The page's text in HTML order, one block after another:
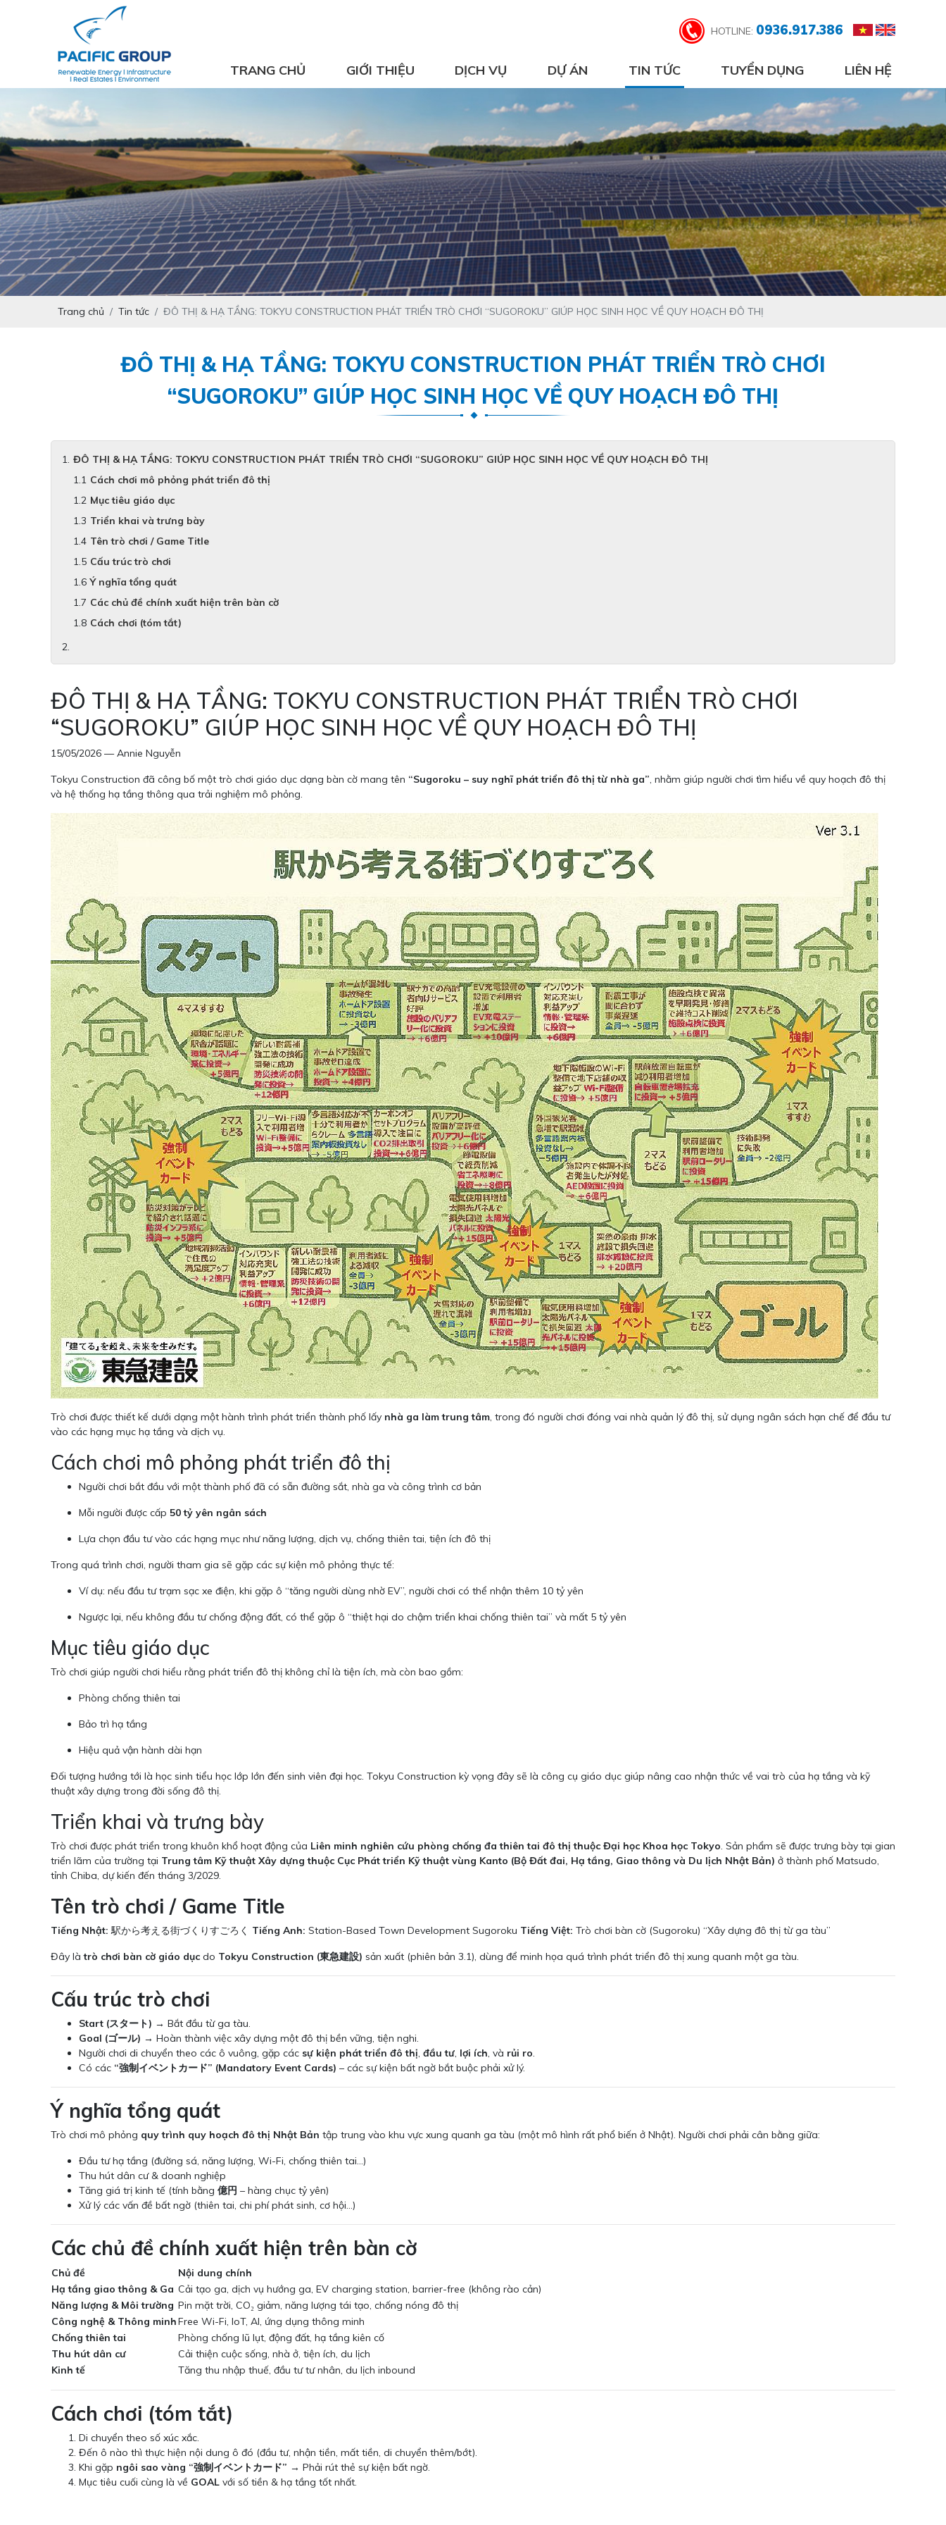
HOTLINE: 0936.917.386
TRANG CHỦ GIỚI THIỆU DỊCH VỤ DỰ ÁN TIN TỨC TUYỂN DỤNG LIÊN HỆ
Trang chủ Tin tức ĐÔ THỊ & HẠ TẦNG: TOKYU CONSTRUCTION PHÁT TRIỂN TRÒ CHƠI “SUGOROKU” GIÚP HỌC SINH HỌC VỀ QUY HOẠCH ĐÔ THỊ
ĐÔ THỊ & HẠ TẦNG: TOKYU CONSTRUCTION PHÁT TRIỂN TRÒ CHƠI
“SUGOROKU” GIÚP HỌC SINH HỌC VỀ QUY HOẠCH ĐÔ THỊ
ĐÔ THỊ & HẠ TẦNG: TOKYU CONSTRUCTION PHÁT TRIỂN TRÒ CHƠI “SUGOROKU” GIÚP HỌC SINH HỌC VỀ QUY HOẠCH ĐÔ THỊ
Cách chơi mô phỏng phát triển đô thị
Mục tiêu giáo dục
Triển khai và trưng bày
Tên trò chơi / Game Title
Cấu trúc trò chơi
Ý nghĩa tổng quát
Các chủ đề chính xuất hiện trên bàn cờ
Cách chơi (tóm tắt)
ĐÔ THỊ & HẠ TẦNG: TOKYU CONSTRUCTION PHÁT TRIỂN TRÒ CHƠI
“SUGOROKU” GIÚP HỌC SINH HỌC VỀ QUY HOẠCH ĐÔ THỊ
15/05/2026 — Annie Nguyễn
Tokyu Construction đã công bố một trò chơi giáo dục dạng bàn cờ mang tên “Sugoroku – suy nghĩ phát triển đô thị từ nhà ga”, nhằm giúp người chơi tìm hiểu về quy hoạch đô thị
và hệ thống hạ tầng thông qua trải nghiệm mô phỏng.
Trò chơi được thiết kế dưới dạng một hành trình phát triển thành phố lấy nhà ga làm trung tâm, trong đó người chơi đóng vai nhà quản lý đô thị, sử dụng ngân sách hạn chế để đầu tư
vào các hạng mục hạ tầng và dịch vụ.
Cách chơi mô phỏng phát triển đô thị
Người chơi bắt đầu với một thành phố đã có sẵn đường sắt, nhà ga và công trình cơ bản
Mỗi người được cấp 50 tỷ yên ngân sách
Lựa chọn đầu tư vào các hạng mục như năng lượng, dịch vụ, chống thiên tai, tiện ích đô thị
Trong quá trình chơi, người tham gia sẽ gặp các sự kiện mô phỏng thực tế:
Ví dụ: nếu đầu tư trạm sạc xe điện, khi gặp ô “tăng người dùng nhờ EV”, người chơi có thể nhận thêm 10 tỷ yên
Ngược lại, nếu không đầu tư chống động đất, có thể gặp ô “thiệt hại do chậm triển khai chống thiên tai” và mất 5 tỷ yên
Mục tiêu giáo dục
Trò chơi giúp người chơi hiểu rằng phát triển đô thị không chỉ là tiện ích, mà còn bao gồm:
Phòng chống thiên tai
Bảo trì hạ tầng
Hiệu quả vận hành dài hạn
Đối tượng hướng tới là học sinh tiểu học lớp lớn đến sinh viên đại học. Tokyu Construction kỳ vọng đây sẽ là công cụ giáo dục giúp nâng cao nhận thức về vai trò của hạ tầng và kỹ
thuật xây dựng trong đời sống đô thị.
Triển khai và trưng bày
Trò chơi được phát triển trong khuôn khổ hoạt động của Liên minh nghiên cứu phòng chống đa thiên tai đô thị thuộc Đại học Khoa học Tokyo. Sản phẩm sẽ được trưng bày tại gian
triển lãm của trường tại Trung tâm Kỹ thuật Xây dựng thuộc Cục Phát triển Kỹ thuật vùng Kanto (Bộ Đất đai, Hạ tầng, Giao thông và Du lịch Nhật Bản) ở thành phố Matsudo,
tỉnh Chiba, dự kiến đến tháng 3/2029.
Tên trò chơi / Game Title
Tiếng Nhật: 駅から考える街づくりすごろく Tiếng Anh: Station-Based Town Development Sugoroku Tiếng Việt: Trò chơi bàn cờ (Sugoroku) “Xây dựng đô thị từ ga tàu”
Đây làtrò chơi bàn cờ giáo dục do Tokyu Construction (東急建設) sản xuất (phiên bản 3.1), dùng để minh họa quá trình phát triển đô thị xung quanh một ga tàu.
Cấu trúc trò chơi
Start (スタート) → Bắt đầu từ ga tàu.
Goal (ゴール) → Hoàn thành việc xây dựng một đô thị bền vững, tiện nghi.
Người chơi di chuyển theo các ô vuông, gặp các sự kiện phát triển đô thị, đầu tư, lợi ích, và rủi ro.
Có các “強制イベントカード” (Mandatory Event Cards) – các sự kiện bất ngờ bắt buộc phải xử lý.
Ý nghĩa tổng quát
Trò chơi mô phỏng quy trình quy hoạch đô thị Nhật Bản tập trung vào khu vực xung quanh ga tàu (một mô hình rất phổ biến ở Nhật). Người chơi phải cân bằng giữa:
Đầu tư hạ tầng (đường sá, năng lượng, Wi-Fi, chống thiên tai…)
Thu hút dân cư & doanh nghiệp
Tăng giá trị kinh tế (tính bằng 億円 – hàng chục tỷ yên)
Xử lý các vấn đề bất ngờ (thiên tai, chi phí phát sinh, cơ hội…)
Các chủ đề chính xuất hiện trên bàn cờ
Chủ đề
Nội dung chính
Hạ tầng giao thông & Ga Cải tạo ga, dịch vụ hướng ga, EV charging station, barrier-free (không rào cản)
Năng lượng & Môi trường Pin mặt trời, CO₂ giảm, năng lượng tái tạo, chống nóng đô thị
Công nghệ & Thông minhFree Wi-Fi, IoT, AI, ứng dụng thông minh
Chống thiên tai
Phòng chống lũ lụt, động đất, hạ tầng kiên cố
Thu hút dân cư
Cải thiện cuộc sống, nhà ở, tiện ích, du lịch
Kinh tế
Tăng thu nhập thuế, đầu tư tư nhân, du lịch inbound
Cách chơi (tóm tắt)
Di chuyển theo số xúc xắc.
Đến ô nào thì thực hiện nội dung ô đó (đầu tư, nhận tiền, mất tiền, di chuyển thêm/bớt).
Khi gặp ngôi sao vàng “強制イベントカード” → Phải rút thẻ sự kiện bất ngờ.
Mục tiêu cuối cùng là về GOAL với số tiền & hạ tầng tốt nhất.